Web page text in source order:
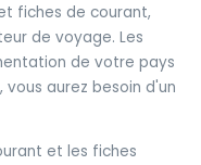
fiches de courant,
de voyage. Les
de votre pays
aurez besoin d'un
et les fiches